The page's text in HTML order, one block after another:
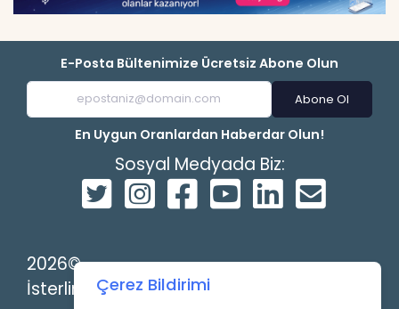
E-Posta Bültenimize Ücretsiz Abone Olun
Abone Ol
En Uygun Oranlardan Haberdar Olun!
Sosyal Medyada Biz:
2026©
İsterlin
Çerez Bildirimi